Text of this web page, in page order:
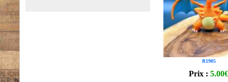
R1905
Prix : 5.00€